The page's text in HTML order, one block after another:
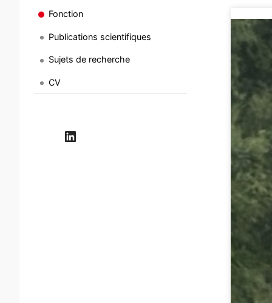
Fonction
Publications scientifiques
Sujets de recherche
CV
LinkedIn